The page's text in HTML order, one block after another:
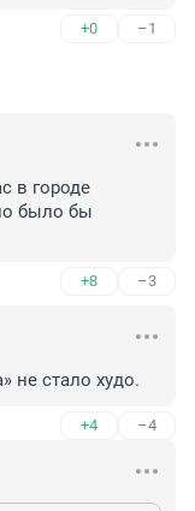
+0 –1
в городе
было бы
+8 –3
не стало худо.
+4 –4